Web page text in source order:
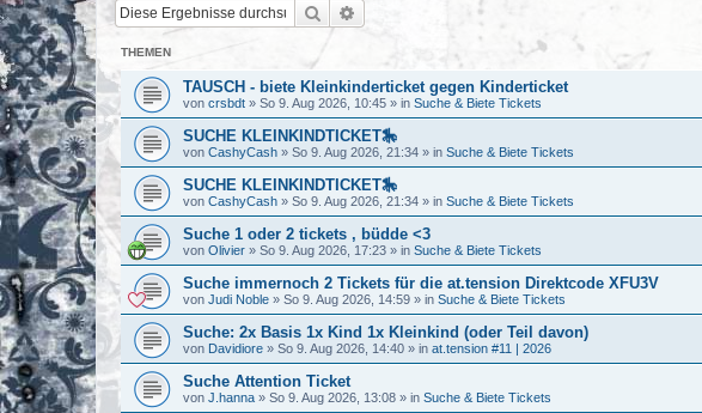
Suche Erweiterte Suche
THEMEN
TAUSCH - biete Kleinkinderticket gegen Kinderticket
von crsbdt » So 9. Aug 2026, 10:45 » in Suche & Biete Tickets
SUCHE KLEINKINDTICKET🎠
von CashyCash » So 9. Aug 2026, 21:34 » in Suche & Biete Tickets
SUCHE KLEINKINDTICKET🎠
von CashyCash » So 9. Aug 2026, 21:34 » in Suche & Biete Tickets
Suche 1 oder 2 tickets , büdde <3
von Olivier » So 9. Aug 2026, 17:23 » in Suche & Biete Tickets
Suche immernoch 2 Tickets für die at.tension Direktcode XFU3V
von Judi Noble » So 9. Aug 2026, 14:59 » in Suche & Biete Tickets
Suche: 2x Basis 1x Kind 1x Kleinkind (oder Teil davon)
von Davidiore » So 9. Aug 2026, 14:40 » in at.tension #11 | 2026
Suche Attention Ticket
von J.hanna » So 9. Aug 2026, 13:08 » in Suche & Biete Tickets